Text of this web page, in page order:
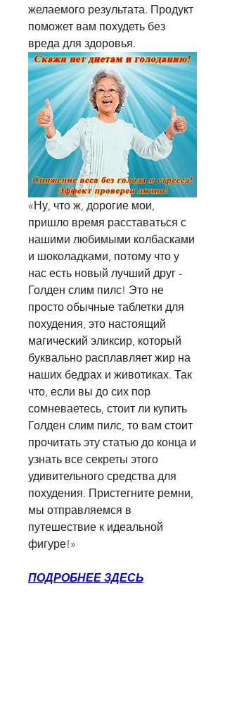
желаемого результата. Продукт
поможет вам похудеть без
вреда для здоровья.
«Ну, что ж, дорогие мои,
пришло время расставаться с
нашими любимыми колбасками
и шоколадками, потому что у
нас есть новый лучший друг -
Голден слим пилс! Это не
просто обычные таблетки для
похудения, это настоящий
магический эликсир, который
буквально расплавляет жир на
наших бедрах и животиках. Так
что, если вы до сих пор
сомневаетесь, стоит ли купить
Голден слим пилс, то вам стоит
прочитать эту статью до конца и
узнать все секреты этого
удивительного средства для
похудения. Пристегните ремни,
мы отправляемся в
путешествие к идеальной
фигуре!»
ПОДРОБНЕЕ ЗДЕСЬ